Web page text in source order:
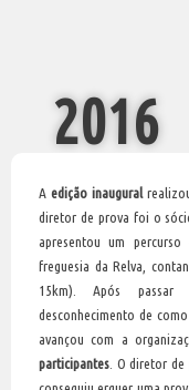
2016
A edição inaugural
diretor de prova foi o
apresentou um percurso
freguesia da Relva,
15km). Após passar
desconhecimento de
avançou com a
participantes . O diretor